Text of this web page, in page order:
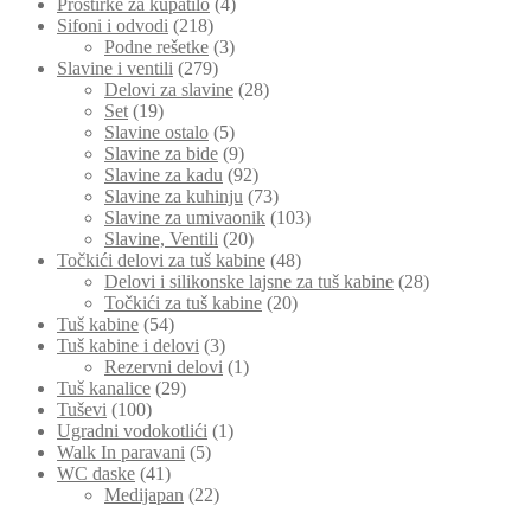
Sifoni i odvodi (218)
Podne rešetke (3)
Slavine i ventili (279)
Delovi za slavine (28)
Set (19)
Slavine ostalo (5)
Slavine za bide (9)
Slavine za kadu (92)
Slavine za kuhinju (73)
Slavine za umivaonik (103)
Slavine, Ventili (20)
Točkići delovi za tuš kabine (48)
Delovi i silikonske lajsne za tuš kabine (28)
Točkići za tuš kabine (20)
Tuš kabine (54)
Tuš kabine i delovi (3)
Rezervni delovi (1)
Tuš kanalice (29)
Tuševi (100)
Ugradni vodokotlići (1)
Walk In paravani (5)
WC daske (41)
Medijapan (22)